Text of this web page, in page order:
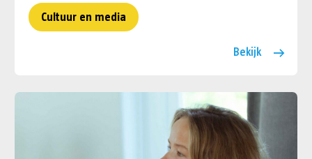
Cultuur en media
Bekijk